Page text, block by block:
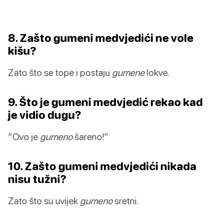
8. Zašto gumeni medvjedići ne vole
kišu?
Zato što se tope i postaju gumenelokve.
9. Što je gumeni medvjedić rekao kad
je vidio dugu?
“Ovo je gumenošareno!”
10. Zašto gumeni medvjedići nikada
nisu tužni?
Zato što su uvijek gumenosretni.